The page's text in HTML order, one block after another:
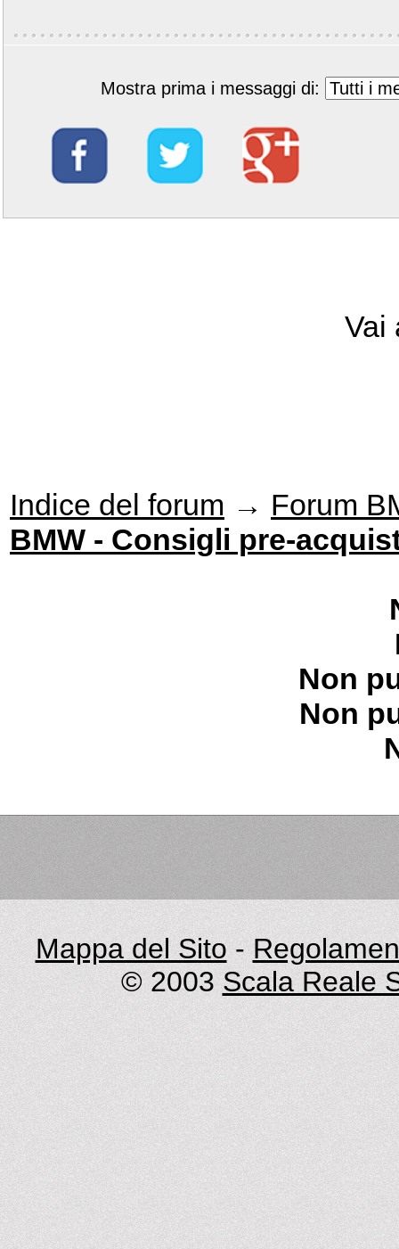
Mostra prima i messaggi di:
Vai
Indice del forum → Forum
BMW - Consigli pre-
Non
Non
Mappa del Sito -
© 2003 Scala Reale